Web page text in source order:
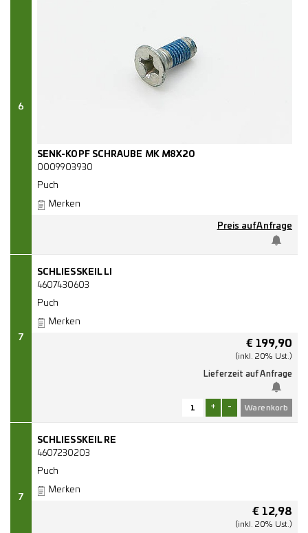
6
SENK-KOPF SCHRAUBE MK M8X20
0009903930
Puch
Merken
Preis auf Anfrage
7
SCHLIESSKEIL LI
4607430603
Puch
Merken
€ 199,90
(inkl. 20% Ust.)
Lieferzeit auf Anfrage
+ -
7
SCHLIESSKEIL RE
4607230203
Puch
Merken
€ 12,98
(inkl. 20% Ust.)